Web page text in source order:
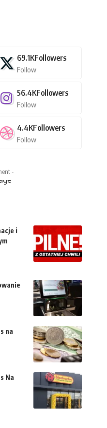
69.1KFollowers
Follow
56.4KFollowers
Follow
4.4KFollowers
Follow
-
i
na
Na